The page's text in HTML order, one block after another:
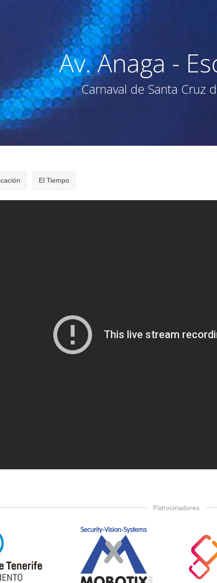
Av. Anaga -
Carnaval de Santa Cruz
El Tiempo
Patrocinadores